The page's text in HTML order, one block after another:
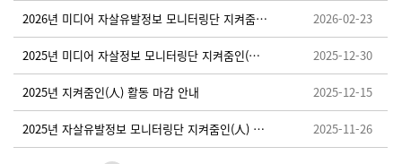
2026년 미디어 자살유발정보 모니터링단 지켜줌인(人) 활동가이드 업로드 안내 2026-02-23
2025년 미디어 자살정보 모니터링단 지켜줌인(人) 우수활동자 선정 안내 2025-12-30
2025년 지켜줌인(人) 활동 마감 안내 2025-12-15
2025년 자살유발정보 모니터링단 지켜줌인(人) 추가 모집 안내 2025-11-26